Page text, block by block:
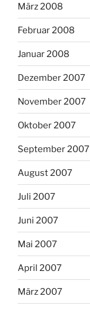
März 2008
Februar 2008
Januar 2008
Dezember 2007
November 2007
Oktober 2007
September 2007
August 2007
Juli 2007
Juni 2007
Mai 2007
April 2007
März 2007